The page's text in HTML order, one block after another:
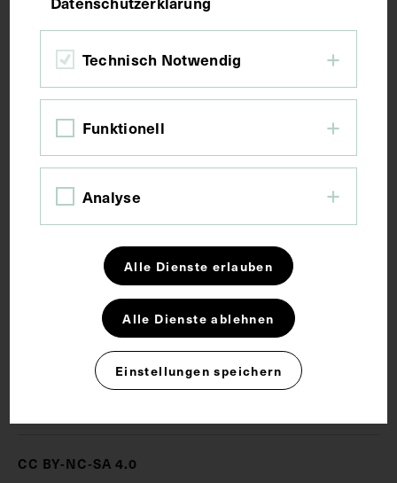
Kurzbeschreibung
Die Fotografie wurde von Jürgen Page, Freiburg im
Grabstein
Medizingeschichte
CC BY-NC-SA 4.0
Technisch Notwendig
Funktionell
Analyse
Alle Dienste erlauben
Alle Dienste ablehnen
Einstellungen speichern